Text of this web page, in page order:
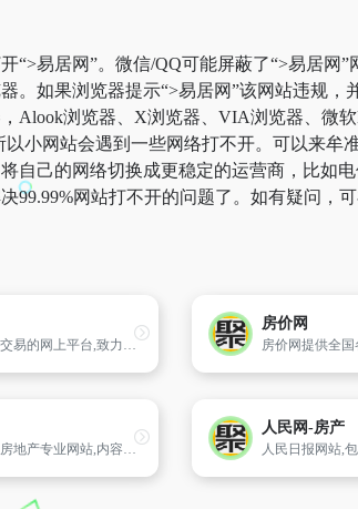
“>易居网”。微信/QQ可能屏蔽了“>易居网
。如果浏览器提示“>易居网”该网站违规
Alook浏览器、X浏览器、VIA浏览器、微
小网站会遇到一些网络打不开。可以来牟
自己的网络切换成更稳定的运营商，比如
99.99%网站打不开的问题了。如有疑问，
淘房网是专业的房产信息及交易的网上平台,致力于打造一流的国际化网络房产平台。淘房网整合了分类信息的广博平台、垂直搜索的精准定位、房产交易的专业研究,首期开通了二手房交易和房屋租赁业务,提供淘宝式体验的服务,覆盖全国300多个城市。淘房网还致力于构建具有高度公信力的网络房产交易的信用体系,营造轻松便捷的用户体验,为找房者缔造安全可信的信息平台...
房价网
中国人气最旺、最有价值的房地产专业网站,内容覆盖写字楼、别墅、商业地产、装修家居等,提供全面及时的房地产新闻资讯和各大城市的新房、二手房、租房、装修信息。
人民网-房产